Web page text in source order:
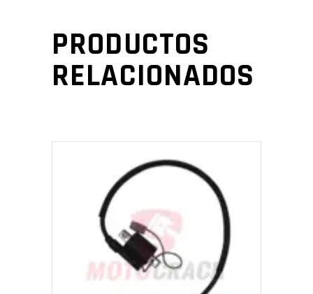
PRODUCTOS
RELACIONADOS
AÑADIR AL CARRITO